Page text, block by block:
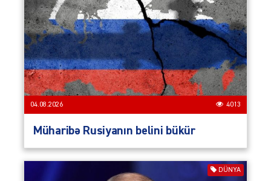
04.08.2026 4013
Müharibə Rusiyanın belini bükür
DÜNYA